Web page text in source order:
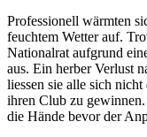
Professionell wärmten
feuchtem Wetter auf.
Nationalrat aufgrund
aus. Ein herber Verlust
liessen sie alle sich
ihren Club zu
die Hände bevor der